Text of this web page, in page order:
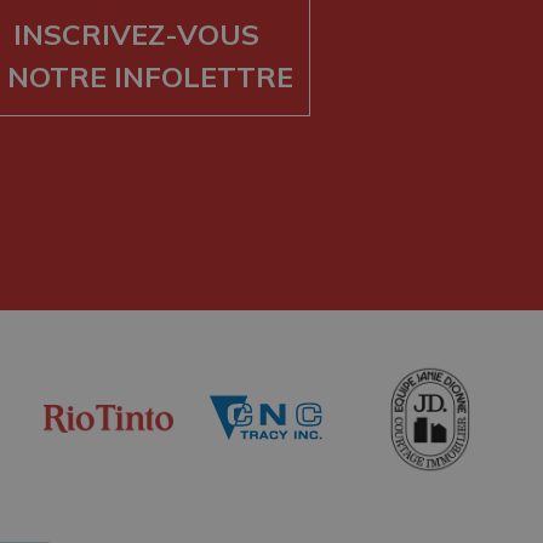
INSCRIVEZ-VOUS
INFOLETTRE